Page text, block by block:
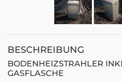
BESCHREIBUNG
BODENHEIZSTRAHLER
GASFLASCHE